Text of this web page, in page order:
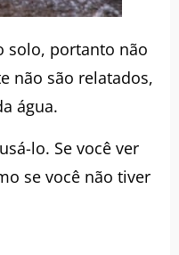
solo, portanto não
não são relatados,
água.
lo. Se você ver
se você não tiver